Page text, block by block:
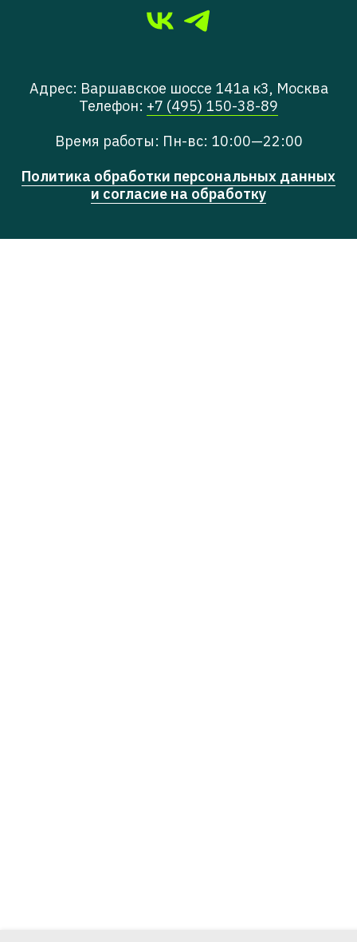
Адрес: Варшавское шоссе 141а к3, Москва
Телефон: +7 (495) 150-38-89
Время работы: Пн-вс: 10:00—22:00
Политика обработки персональных данных
и согласие на обработку